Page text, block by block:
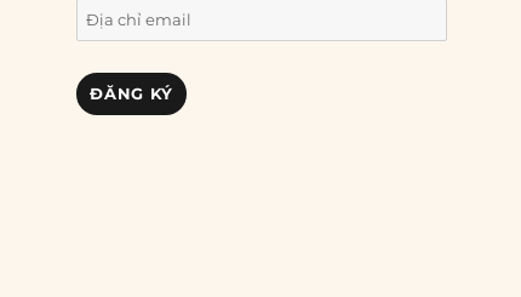
Địa
chỉ
email
ĐĂNG KÝ